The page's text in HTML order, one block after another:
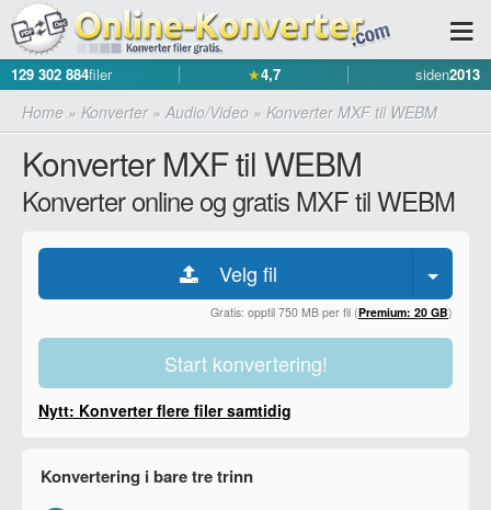
129 302 884filer ★4,7 siden2013
Home » Konverter» Audio/Video » Konverter MXF til WEBM
Konverter MXF til WEBM
Konverter online og gratis MXF til WEBM
Velg fil
Gratis: opptil 750 MB per fil (Premium: 20 GB)
Start konvertering!
Nytt: Konverter flere filer samtidig
Konvertering i bare tre trinn